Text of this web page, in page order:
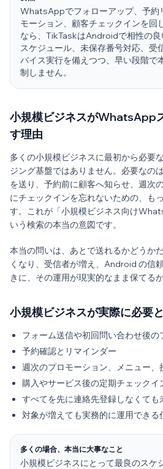
WhatsAppでフォローアップ、予約
モーション、顧客チェックインを回
なら、TikTaskはAndroidで相性の良
スケジュール、未保存番号対応、受
バイス実行を備えつつ、早い段階で
制しません。
小規模ビジネスがWhatsApp
す理由
多くの小規模ビジネスに最初から必要
ジング基盤ではありません。必要なの
を送り、予約前に顧客へ知らせ、週次
にチェックインを忘れないための、も
す。これが「小規模ビジネス向け
いう検索の本当の意図です。
本当の問いは、あとで送れるかどうか
くなり、受信者が増え、Android の信
きに、その運用が現実的なまま保てる
小規模ビジネスが実際に必要
フォーム送信や初回問い合わせ後の
予約確認とリマインダー
週次のプロモーション、メニュー、
購入やサービス後の定期チェックイ
すべてを先に連絡先登録しなくて
対象が増えても実務的に運用できる
多くの場合、本当に大事なこと
小規模ビジネスにとって最良のスケ